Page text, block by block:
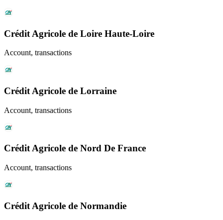
Crédit Agricole de Loire Haute-Loire
Account, transactions
Crédit Agricole de Lorraine
Account, transactions
Crédit Agricole de Nord De France
Account, transactions
Crédit Agricole de Normandie